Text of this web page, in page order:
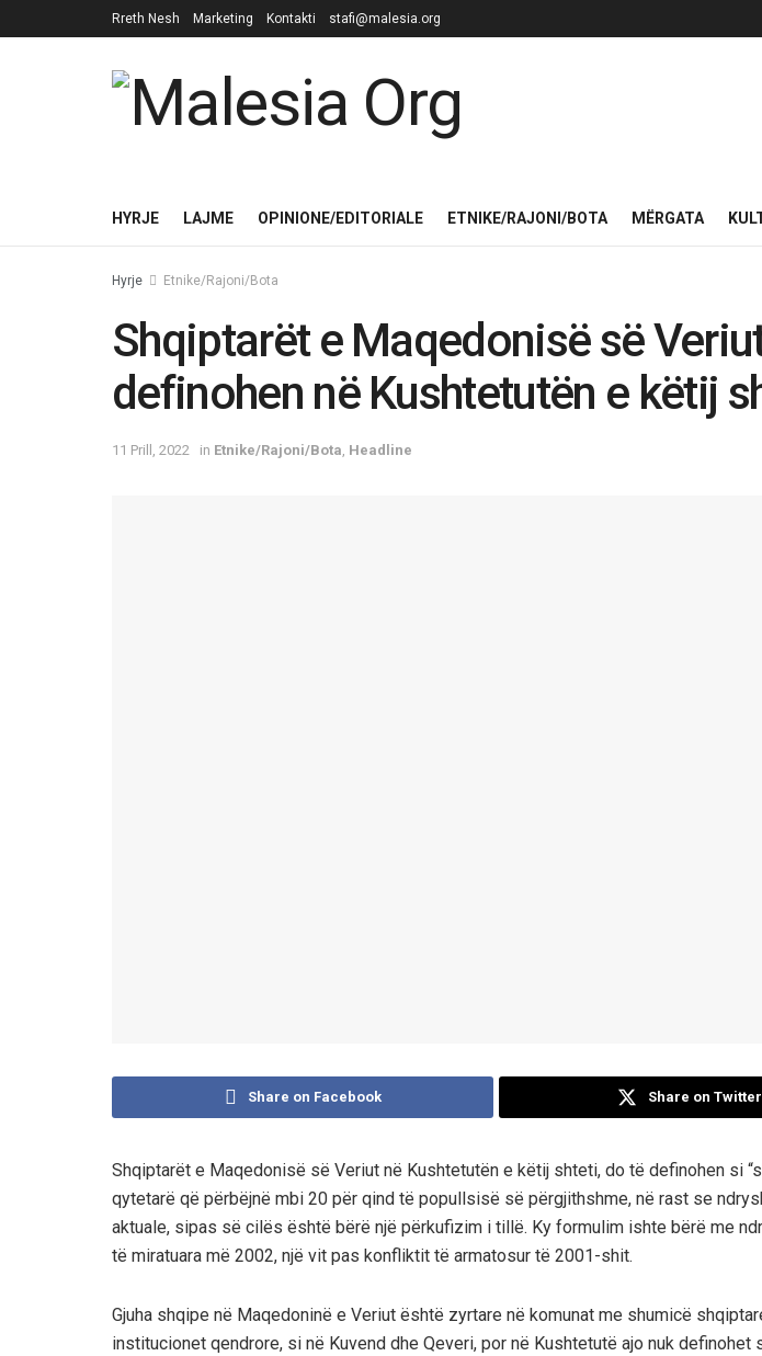
Rreth Nesh Marketing Kontakti stafi@malesia.org
HYRJE LAJME OPINIONE/EDITORIALE ETNIKE/RAJONI/BOTA MËRGATA
Hyrje Etnike/Rajoni/Bota
Shqiptarët e Maqedonisë së
definohen në Kushtetutën e këtij
11 Prill, 2022 in Etnike/Rajoni/Bota Headline
Share on Facebook Share on Twitter
Shqiptarët e Maqedonisë së Veriut në Kushtetutën e këtij shteti, do të definohen si
qytetarë që përbëjnë mbi 20 për qind të popullsisë së përgjithshme, në rast se
aktuale, sipas së cilës është bërë një përkufizim i tillë. Ky formulim ishte bërë me
të miratuara më 2002, një vit pas konfliktit të armatosur të 2001-shit.
Gjuha shqipe në Maqedoninë e Veriut është zyrtare në komunat me shumicë
institucionet qendrore, si në Kuvend dhe Qeveri, por në Kushtetutë ajo nuk definohet